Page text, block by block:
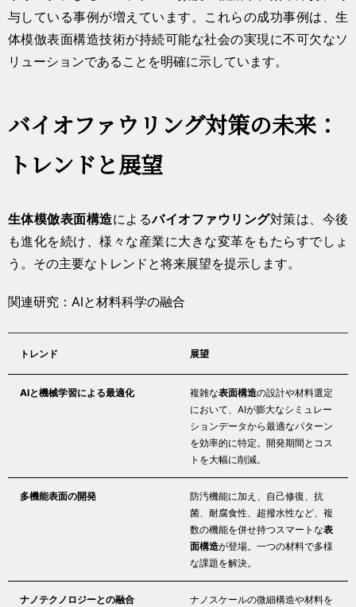
与している事例が増えています。これらの成功事例は、生
体模倣表面構造技術が持続可能な社会の実現に不可欠なソ
リューションであることを明確に示しています。
バイオファウリング対策の未来：
トレンドと展望
生体模倣表面構造によるバイオファウリング対策は、今後
も進化を続け、様々な産業に大きな変革をもたらすでしょ
う。その主要なトレンドと将来展望を提示します。
関連研究：AIと材料科学の融合
トレンド 展望
AIと機械学習による最適化 複雑な表面構造の設計や材料選定
において、AIが膨大なシミュレー
ションデータから最適なパターン
を効率的に特定。開発期間とコス
トを大幅に削減。
多機能表面の開発
防汚機能に加え、自己修復、抗
菌、耐腐食性、超撥水性など、複
数の機能を併せ持つスマートな表
面構造が登場。一つの材料で多様
な課題を解決。
ナノテクノロジーとの融合
ナノスケールの微細構造や材料を